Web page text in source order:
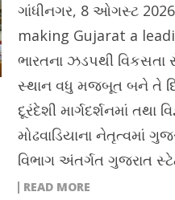
ગાંધીનગર, 8 ઓગસ્ટ
making Gujarat a
ભારતના ઝડપથી
સ્થાન વધુ મજબૂત બને તે
દૂરંદેશી માર્ગદર્શનમાં
મોઢવાડિયાના નેતૃત્વમાં
વિભાગ અંતર્ગત ગુજરાત
READ MORE